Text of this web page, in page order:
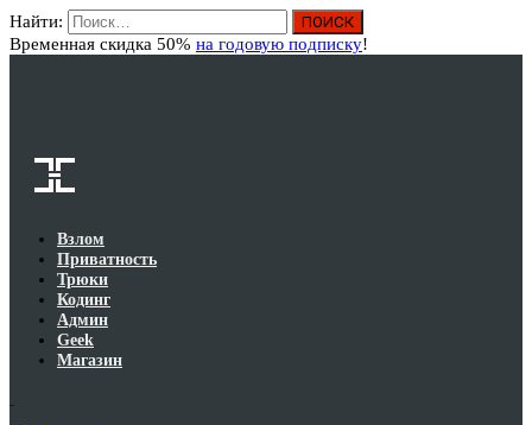
Найти:
Временная скидка 50% на годовую подписку!
Взлом
Приватность
Трюки
Кодинг
Админ
Geek
Магазин